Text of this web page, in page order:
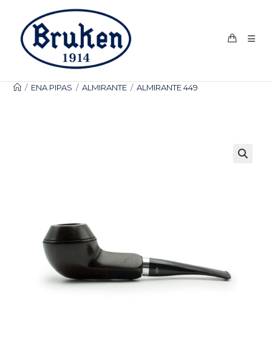
contenido
/ ENA PIPAS / ALMIRANTE / ALMIRANTE 449